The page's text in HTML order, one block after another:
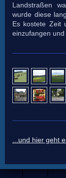
Landstraßen
wurde diese
Es kostete Zeit
einzufangen und
...und hier geht